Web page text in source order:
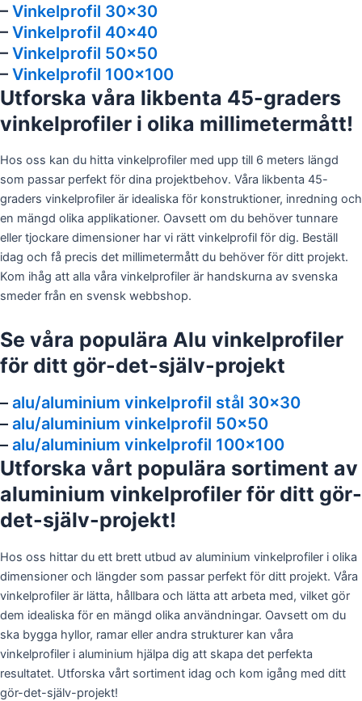
– Vinkelprofil 30×30
– Vinkelprofil 40×40
– Vinkelprofil 50×50
– Vinkelprofil 100×100
Utforska våra likbenta 45-graders
vinkelprofiler i olika millimetermått!
Hos oss kan du hitta vinkelprofiler med upp till 6 meters längd
som passar perfekt för dina projektbehov. Våra likbenta 45-
graders vinkelprofiler är idealiska för konstruktioner, inredning och
en mängd olika applikationer. Oavsett om du behöver tunnare
eller tjockare dimensioner har vi rätt vinkelprofil för dig. Beställ
idag och få precis det millimetermått du behöver för ditt projekt.
Kom ihåg att alla våra vinkelprofiler är handskurna av svenska
smeder från en svensk webbshop.
Se våra populära Alu vinkelprofiler
för ditt gör-det-själv-projekt
– alu/aluminium vinkelprofil stål 30×30
– alu/aluminium vinkelprofil 50×50
– alu/aluminium vinkelprofil 100×100
Utforska vårt populära sortiment av
aluminium vinkelprofiler för ditt gör-
det-själv-projekt!
Hos oss hittar du ett brett utbud av aluminium vinkelprofiler i olika
dimensioner och längder som passar perfekt för ditt projekt. Våra
vinkelprofiler är lätta, hållbara och lätta att arbeta med, vilket gör
dem idealiska för en mängd olika användningar. Oavsett om du
ska bygga hyllor, ramar eller andra strukturer kan våra
vinkelprofiler i aluminium hjälpa dig att skapa det perfekta
resultatet. Utforska vårt sortiment idag och kom igång med ditt
gör-det-själv-projekt!